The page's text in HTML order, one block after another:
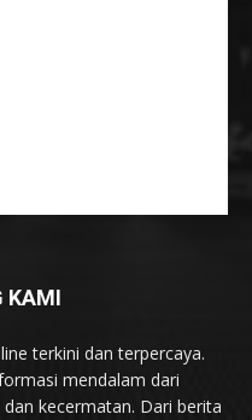
KAMI
terkini dan terpercaya.
mendalam dari
kecermatan. Dari berita